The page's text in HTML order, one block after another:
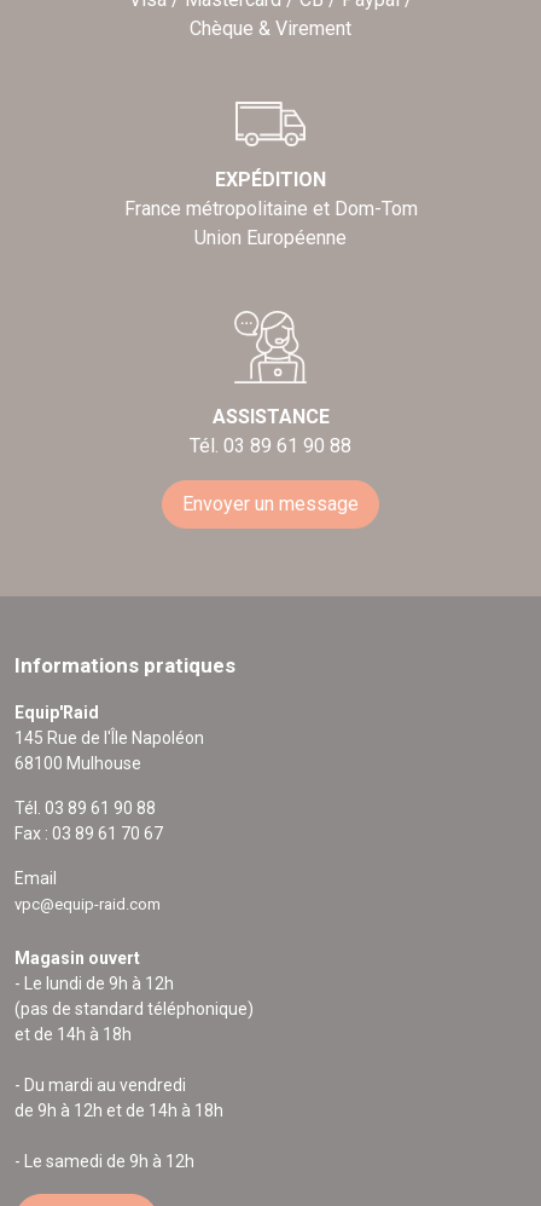
Chèque & Virement
EXPÉDITION
France métropolitaine et Dom-Tom
Union Européenne
ASSISTANCE
Tél. 03 89 61 90 88
Envoyer un message
Informations pratiques
Equip'Raid
145 Rue de l'Île Napoléon
68100 Mulhouse
Tél. 03 89 61 90 88
Fax : 03 89 61 70 67
Email
vpc@equip-raid.com
Magasin ouvert
- Le lundi de 9h à 12h
(pas de standard téléphonique)
et de 14h à 18h
- Du mardi au vendredi
de 9h à 12h et de 14h à 18h
- Le samedi de 9h à 12h